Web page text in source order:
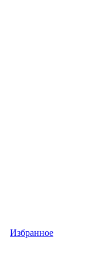
Избранное